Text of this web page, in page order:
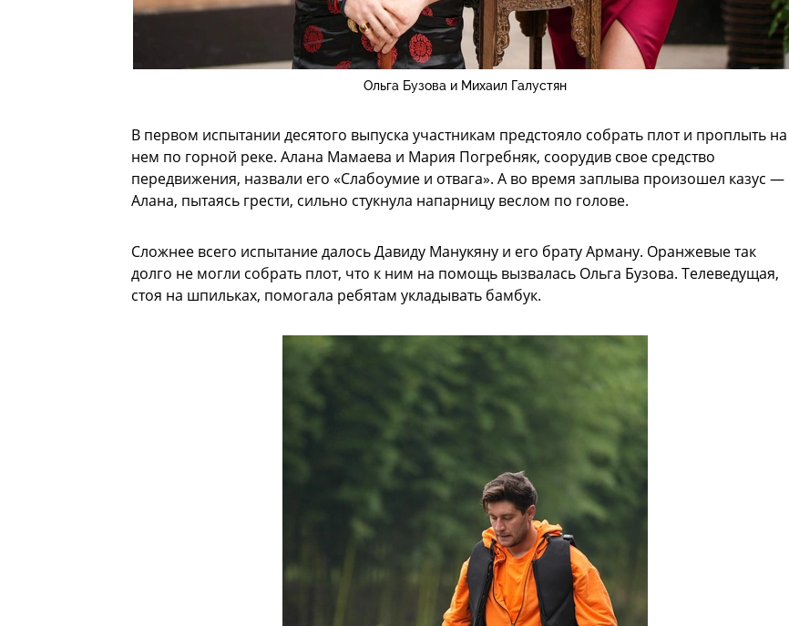
Ольга Бузова и Михаил Галустян
В первом испытании десятого выпуска участникам предстояло собрать плот и проплыть на
нем по горной реке. Алана Мамаева и Мария Погребняк, соорудив свое средство
передвижения, назвали его «Слабоумие и отвага». А во время заплыва произошел казус —
Алана, пытаясь грести, сильно стукнула напарницу веслом по голове.
Сложнее всего испытание далось Давиду Манукяну и его брату Арману. Оранжевые так
долго не могли собрать плот, что к ним на помощь вызвалась Ольга Бузова. Телеведущая,
стоя на шпильках, помогала ребятам укладывать бамбук.